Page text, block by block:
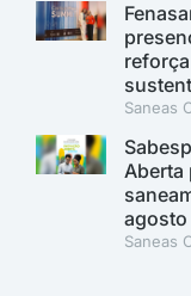
Saneas
Aberta
agosto
Saneas